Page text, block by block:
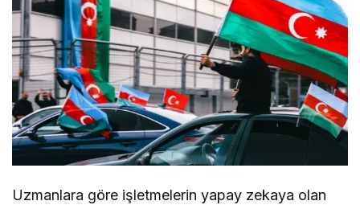
Uzmanlara göre işletmelerin yapay zekaya olan